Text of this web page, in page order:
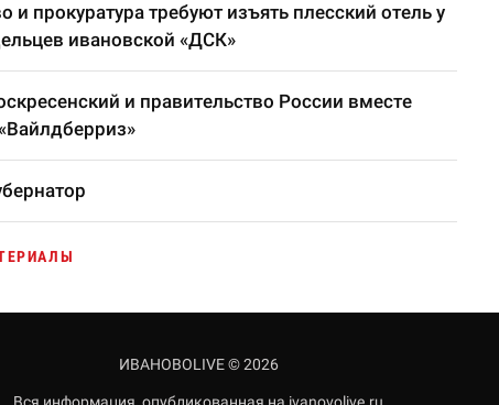
и прокуратура требуют изъять плесский отель у
ивановской «ДСК»
и правительство России вместе
ИВАНОВОLIVE © 2026